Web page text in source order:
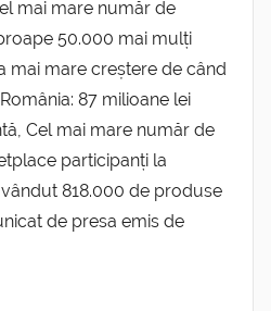
mai mare număr de
50.000 mai mulți
mai mare creștere de când
87 milioane lei
Cel mai mare număr de
participanți la
818.000 de produse
de presa emis de